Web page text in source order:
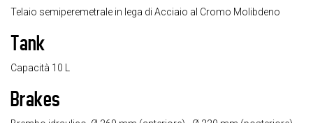
Telaio semiperemetrale in lega di Acciaio al Cromo Molibdeno
Tank
Capacità 10 L
Brakes